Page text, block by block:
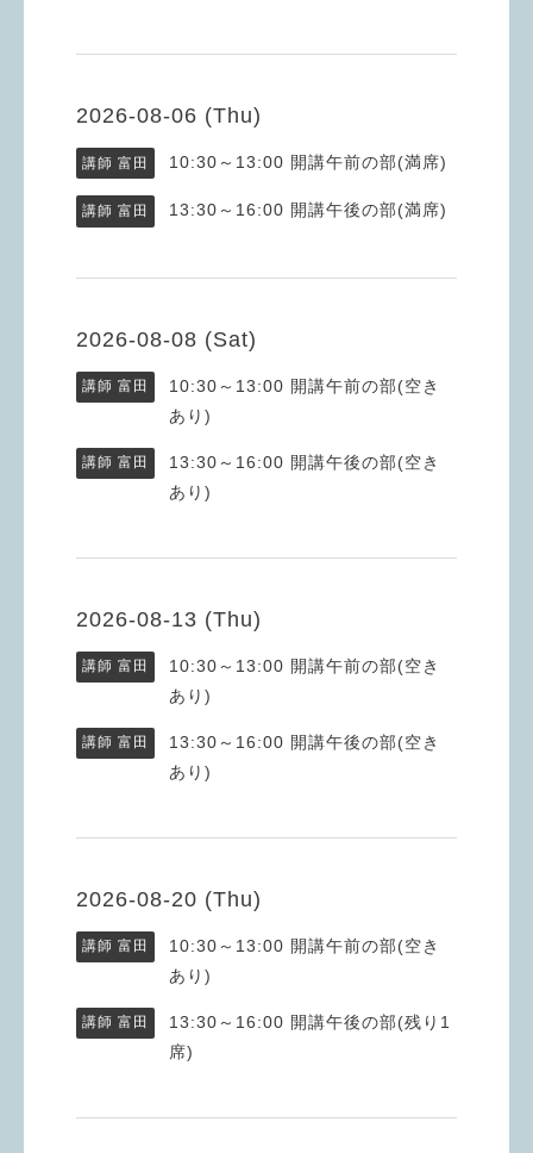
2026-08-06 (Thu)
講師 富田 10:30～13:00 開講午前の部(満席)
講師 富田 13:30～16:00 開講午後の部(満席)
2026-08-08 (Sat)
講師 富田 10:30～13:00 開講午前の部(空き
あり)
講師 富田 13:30～16:00 開講午後の部(空き
あり)
2026-08-13 (Thu)
講師 富田 10:30～13:00 開講午前の部(空き
あり)
講師 富田 13:30～16:00 開講午後の部(空き
あり)
2026-08-20 (Thu)
講師 富田 10:30～13:00 開講午前の部(空き
あり)
講師 富田 13:30～16:00 開講午後の部(残り1
席)